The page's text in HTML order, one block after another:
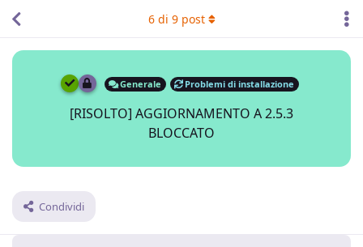
Generale Problemi di installazione
[RISOLTO] AGGIORNAMENTO A 2.5.3
BLOCCATO
Condividi
6di 9post